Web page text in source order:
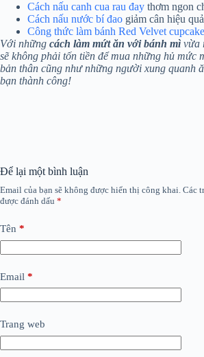
Cách nấu canh cua rau đay thơm ngon
Cách nấu nước bí đao giảm cân hiệu
Công thức làm bánh Red Velvet cupcake
Với những cách làm mứt ăn với bánh mì vừa
sẽ không phải tốn tiền để mua những hủ mức
bản thân cũng như những người xung quanh
bạn thành công!
Để lại một bình luận
Email của bạn sẽ không được hiển thị công khai. Các
được đánh dấu *
Tên *
Email *
Trang web